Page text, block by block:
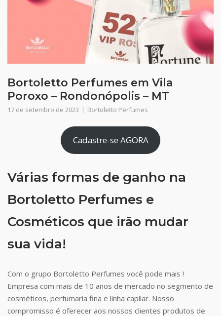
Bortoletto Perfumes em Vila
Poroxo – Rondonópolis – MT
17 de setembro de 2023 Bortoletto Perfumes
Cadastre-se AGORA
Várias formas de ganho na
Bortoletto Perfumes e
Cosméticos que irão mudar
sua vida!
Com o grupo Bortoletto Perfumes você pode mais !
Empresa com mais de 10 anos de mercado no segmento de
cosméticos, perfumaria fina e linha capilar. Nosso
compromisso é oferecer aos nossos clientes produtos de